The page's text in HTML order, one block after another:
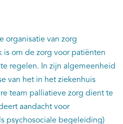
organisatie van zorg
is om de zorg voor patiënten
regelen. In zijn algemeenheid
van het in het ziekenhuis
team palliatieve zorg dient te
aandacht voor
psychosociale begeleiding)